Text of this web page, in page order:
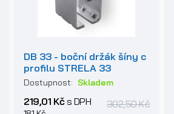
DB 33 - boční držák šíny c
profilu STRELA 33
Dostupnost: Skladem
219,01 Kčs DPH 302,50 Kč